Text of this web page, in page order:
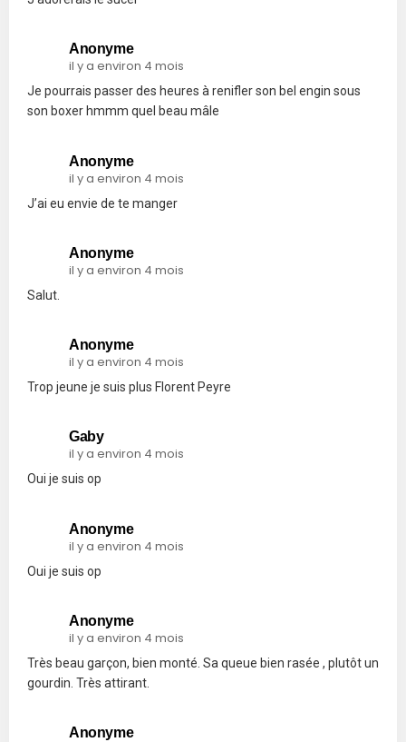
Anonyme
il y a environ 4 mois
Je pourrais passer des heures à renifler son bel engin sous
son boxer hmmm quel beau mâle
Anonyme
il y a environ 4 mois
J’ai eu envie de te manger
Anonyme
il y a environ 4 mois
Salut.
Anonyme
il y a environ 4 mois
Trop jeune je suis plus Florent Peyre
Gaby
il y a environ 4 mois
Oui je suis op
Anonyme
il y a environ 4 mois
Oui je suis op
Anonyme
il y a environ 4 mois
Très beau garçon, bien monté. Sa queue bien rasée , plutôt un
gourdin. Très attirant.
Anonyme